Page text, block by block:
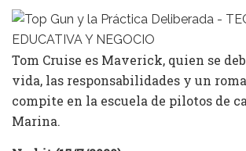
Tom Cruise es Maverick, quien se
vida, las responsabilidades y un
compite en la escuela de pilotos de
Marina.